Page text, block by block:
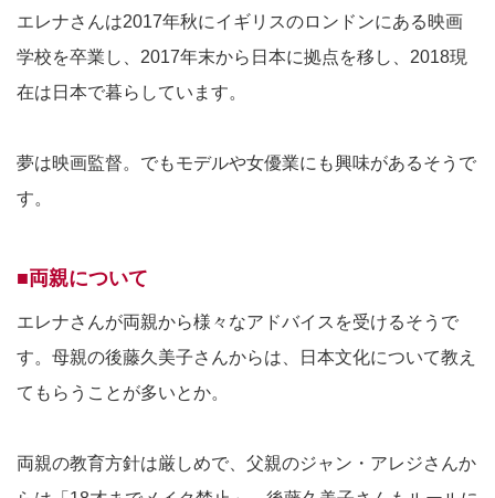
エレナさんは2017年秋にイギリスのロンドンにある映画
学校を卒業し、2017年末から日本に拠点を移し、2018現
在は日本で暮らしています。
夢は映画監督。でもモデルや女優業にも興味があるそうで
す。
■両親について
エレナさんが両親から様々なアドバイスを受けるそうで
す。母親の後藤久美子さんからは、日本文化について教え
てもらうことが多いとか。
両親の教育方針は厳しめで、父親のジャン・アレジさんか